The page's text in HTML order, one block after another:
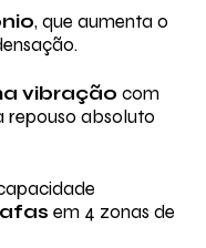
, que aumenta o
vibração com
repouso absoluto
em 4 zonas de